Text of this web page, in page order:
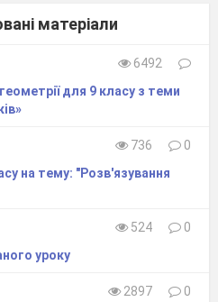
матеріали
6492
для 9 класу з теми
736
0
на тему: "Розв'язування
524
0
уроку
2897
0